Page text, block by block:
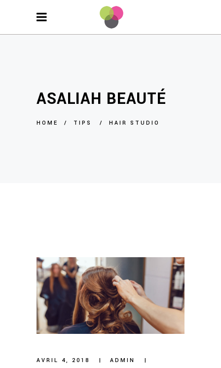
ASALIAH BEAUTÉ
HOME / TIPS / HAIR STUDIO
AVRIL 4, 2018
ADMIN